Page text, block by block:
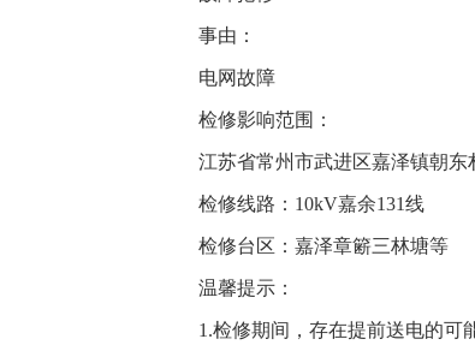
事由：
电网故障
检修影响范围：
江苏省常州市武进区嘉泽镇朝东
检修线路：10kV嘉余131线
检修台区：嘉泽章簖三林塘等
温馨提示：
1.检修期间，存在提前送电的可